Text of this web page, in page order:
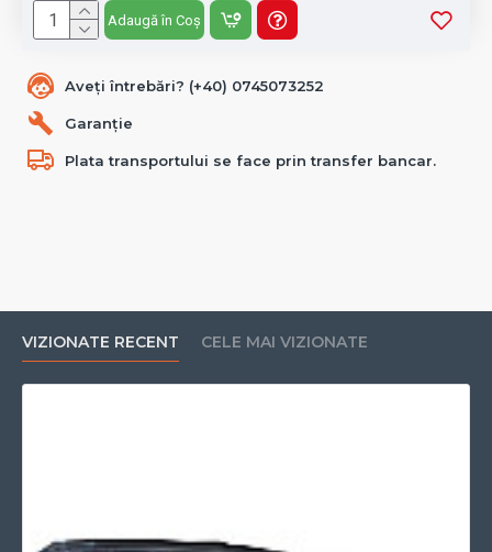
Aveți întrebări? (+40) 0745073252
Garanție
Plata transportului se face prin transfer bancar.
Adaugă în Coș
VIZIONATE RECENT CELE MAI VIZIONATE